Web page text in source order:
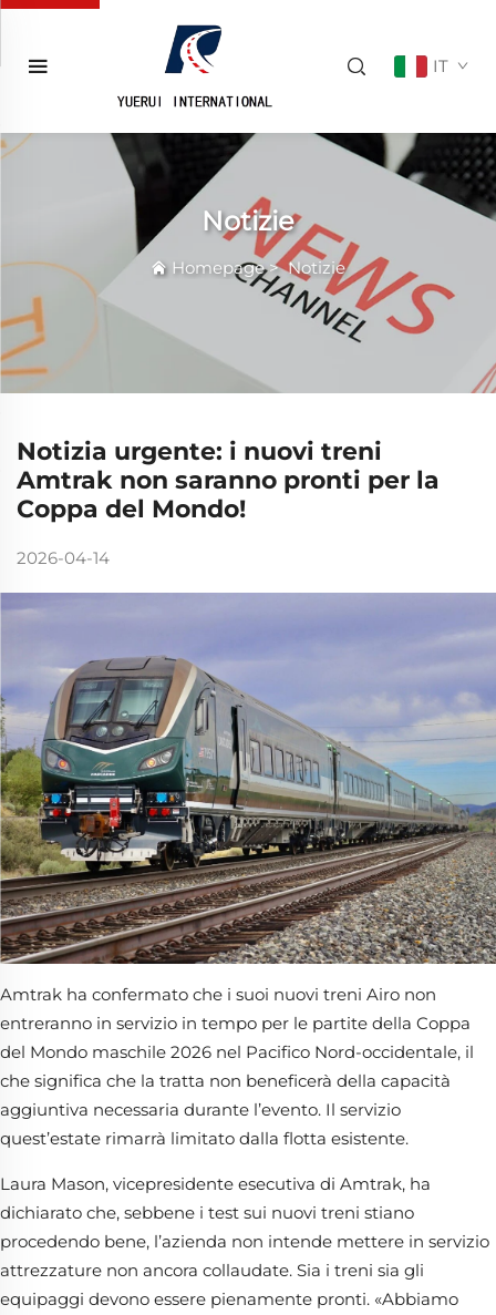
IT
Notizie
Homepage>Notizie
Notizia urgente: i nuovi treni
Amtrak non saranno pronti per la
Coppa del Mondo!
2026-04-14
Amtrak ha confermato che i suoi nuovi treni Airo non
entreranno in servizio in tempo per le partite della Coppa
del Mondo maschile 2026 nel Pacifico Nord-occidentale, il
che significa che la tratta non beneficerà della capacità
aggiuntiva necessaria durante l’evento. Il servizio
quest’estate rimarrà limitato dalla flotta esistente.
Laura Mason, vicepresidente esecutiva di Amtrak, ha
dichiarato che, sebbene i test sui nuovi treni stiano
procedendo bene, l’azienda non intende mettere in servizio
attrezzature non ancora collaudate. Sia i treni sia gli
equipaggi devono essere pienamente pronti. «Abbiamo